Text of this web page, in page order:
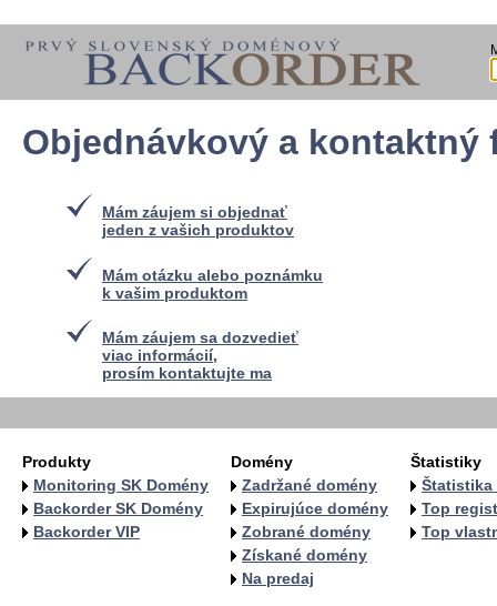
Objednávkový a kontaktný
Mám záujem si objednať
jeden z vašich produktov
Mám otázku alebo poznámku
k vašim produktom
Mám záujem sa dozvedieť
viac informácií,
prosím kontaktujte ma
Produkty
Monitoring SK Domény
Backorder SK Domény
Backorder VIP
Domény
Zadržané domény
Expirujúce domény
Zobrané domény
Získané domény
Na predaj
Štatistiky
Štatistika
Top
Top